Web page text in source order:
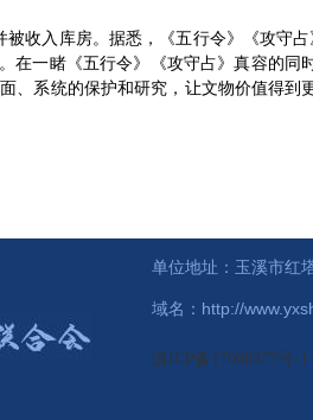
收入库房。据悉，《五行令》《攻守
一睹《五行令》《攻守占》真容的同
系统的保护和研究，让文物价值得到
单位地址：玉溪市红
域名：http://
滇ICP备17008377号-1